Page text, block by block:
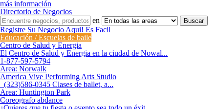
más información
Directorio de Negocios
en
Registre Su Negocio Aqui! Es Facil
Educación / Escuelas de baile
Centro de Salud y Energia
El Centro de Salud y Energia en la ciudad de Nowal...
1-877-597-5794
Area: Norwalk
America Vive Performing Arts Studio
(323)586-0345 Clases de ballet, a...
Area: Huntington Park
Coreografo abdance